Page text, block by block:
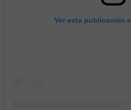
Ver esta publicación